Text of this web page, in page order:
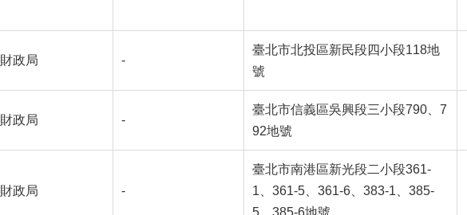
財政局 -
臺北市北投區新民段四小段118地
號
財政局 -
臺北市信義區吳興段三小段790、7
92地號
財政局 -
臺北市南港區新光段二小段361-
1、361-5、361-6、383-1、385-
5、385-6地號